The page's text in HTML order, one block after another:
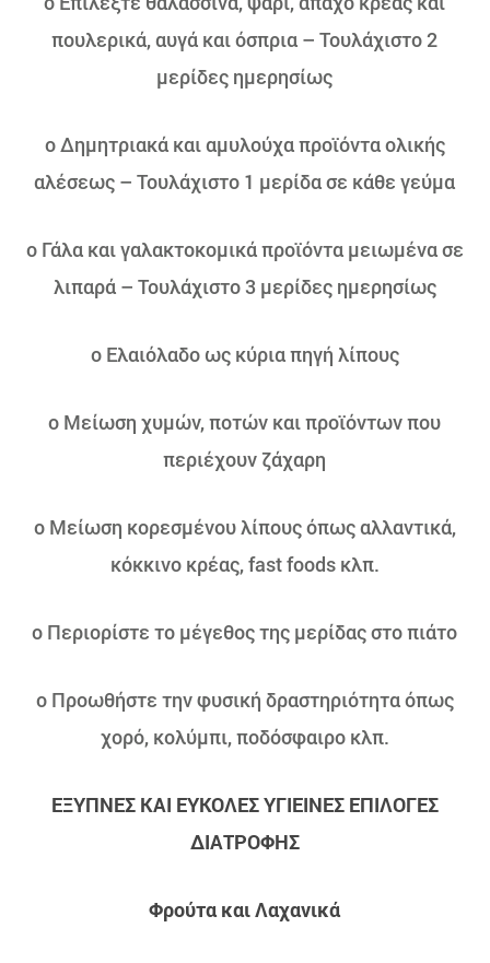
πουλερικά, αυγά και όσπρια – Τουλάχιστο 2
μερίδες ημερησίως
o Δημητριακά και αμυλούχα προϊόντα ολικής
αλέσεως – Τουλάχιστο 1 μερίδα σε κάθε γεύμα
o Γάλα και γαλακτοκομικά προϊόντα μειωμένα σε
λιπαρά – Τουλάχιστο 3 μερίδες ημερησίως
o Ελαιόλαδο ως κύρια πηγή λίπους
o Μείωση χυμών, ποτών και προϊόντων που
περιέχουν ζάχαρη
o Μείωση κορεσμένου λίπους όπως αλλαντικά,
κόκκινο κρέας, fast foods κλπ.
o Περιορίστε το μέγεθος της μερίδας στο πιάτο
o Προωθήστε την φυσική δραστηριότητα όπως
χορό, κολύμπι, ποδόσφαιρο κλπ.
ΕΞΥΠΝΕΣ ΚΑΙ ΕΥΚΟΛΕΣ ΥΓΙΕΙΝΕΣ ΕΠΙΛΟΓΕΣ
ΔΙΑΤΡΟΦΗΣ
Φρούτα και Λαχανικά